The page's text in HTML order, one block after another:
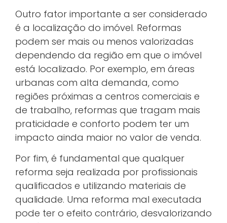
Outro fator importante a ser considerado
é a localização do imóvel. Reformas
podem ser mais ou menos valorizadas
dependendo da região em que o imóvel
está localizado. Por exemplo, em áreas
urbanas com alta demanda, como
regiões próximas a centros comerciais e
de trabalho, reformas que tragam mais
praticidade e conforto podem ter um
impacto ainda maior no valor de venda.
Por fim, é fundamental que qualquer
reforma seja realizada por profissionais
qualificados e utilizando materiais de
qualidade. Uma reforma mal executada
pode ter o efeito contrário, desvalorizando